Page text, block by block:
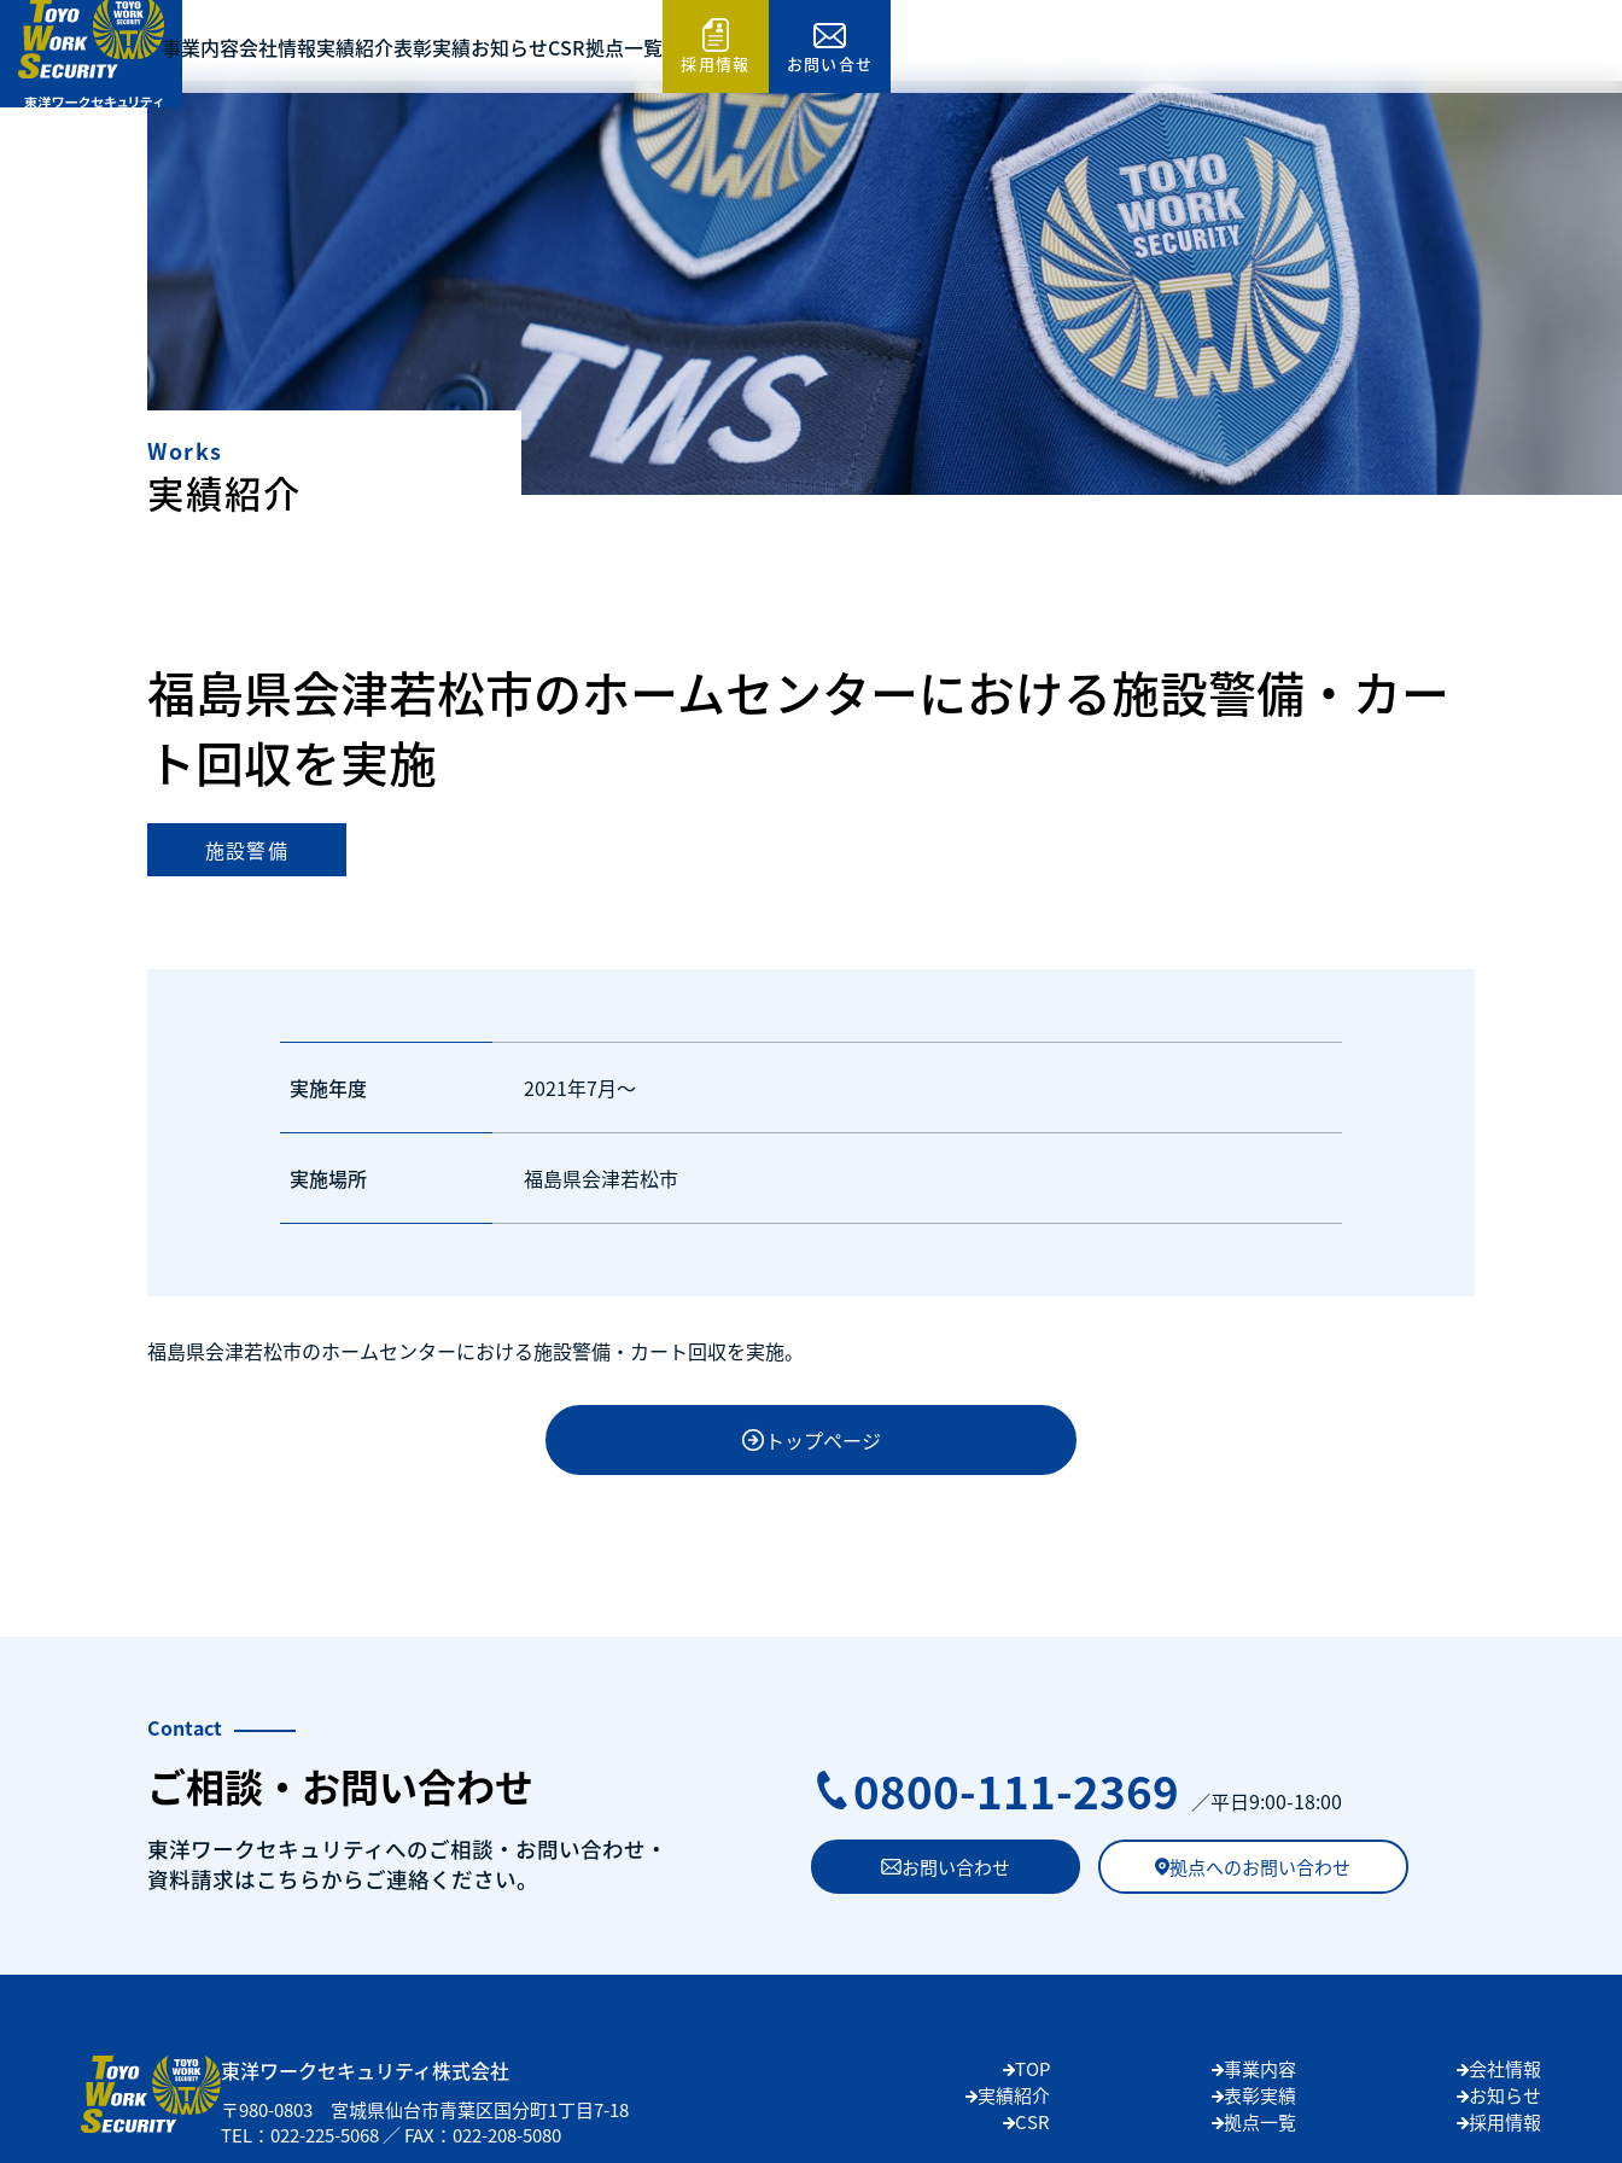
事業内容会社情報実績紹介表彰実績お知らせCSR拠点一覧
採用情報 お問い合せ
Works
実績紹介
福島県会津若松市のホームセンターにおける施設警備・カー
ト回収を実施
施設警備
実施年度 2021年7月～
実施場所 福島県会津若松市
福島県会津若松市のホームセンターにおける施設警備・カート回収を実施。
トップページ
Contact
ご相談・お問い合わせ
東洋ワークセキュリティへのご相談・ お問い合わせ・
資料請求はこちらから ご連絡ください。
0800-111-2369 ／平日9:00-18:00
お問い合わせ 拠点へのお問い合わせ
東洋ワークセキュリティ株式会社
〒980-0803 宮城県仙台市青葉区国分町1丁目7-18
TEL：022-225-5068 ／FAX：022-208-5080
TOP 事業内容
会社情報
実績紹介
表彰実績
お知らせ
CSR
拠点一覧 採用情報